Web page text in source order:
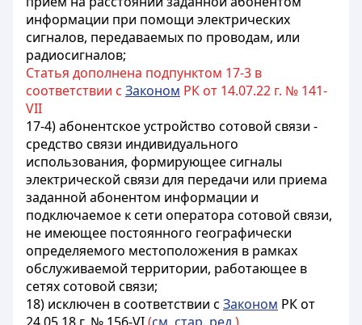
информации при помощи электрических
сигналов, передаваемых по проводам, или
радиосигналов;
Статья дополнена подпунктом 17-3 в
соответствии с Законом РК от 14.07.22 г. № 141-
VII
17-4) абонентское устройство сотовой связи -
средство связи индивидуального
использования, формирующее сигналы
электрической связи для передачи или приема
заданной абонентом информации и
подключаемое к сети оператора сотовой связи,
не имеющее постоянного географически
определяемого местоположения в рамках
обслуживаемой территории, работающее в
сетях сотовой связи;
18) исключен в соответствии с Законом РК от